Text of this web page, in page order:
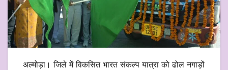
अल्मोड़ा। जिले में विकसित भारत संकल्प यात्रा को ढोल नगाड़ों